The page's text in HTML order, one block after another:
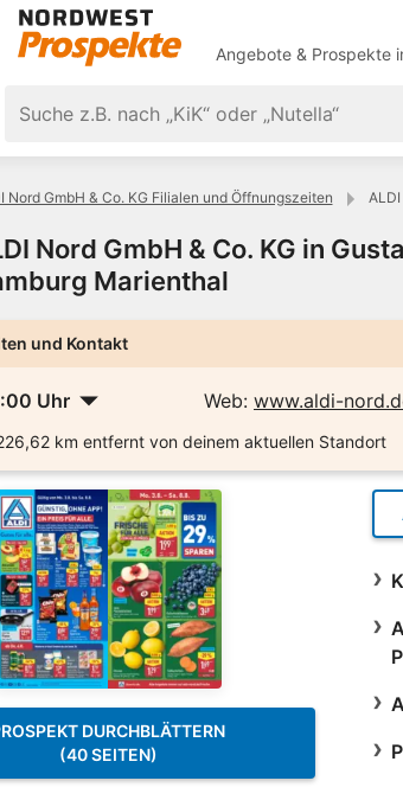
Angebote & Prospekte
Nord GmbH & Co. KG Filialen und Öffnungszeiten
Nord GmbH & Co. KG in
Marienthal
und Kontakt
Uhr Web: www.aldi-
km entfernt von deinem aktuellen Standort
DURCHBLÄTTERN
(40 SEITEN)